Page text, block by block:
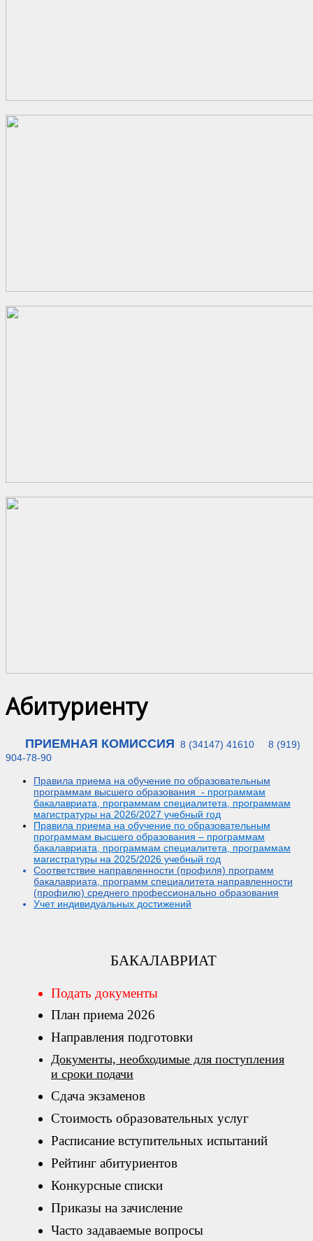
Абитуриенту
ПРИЕМНАЯ КОМИССИЯ 8 (34147) 41610 8 (919)
904-78-90
Правила приема на обучение по образовательным
программам высшего образования - программам
бакалавриата, программам специалитета, программам
магистратуры на 2026/2027 учебный год
Правила приема на обучение по образовательным
программам высшего образования – программам
бакалавриата, программам специалитета, программам
магистратуры на 2025/2026 учебный год
Соответствие направленности (профиля) программ
бакалавриата, программ специалитета направленности
(профилю) среднего профессионально образования
Учет индивидуальных достижений
БАКАЛАВРИАТ
Подать документы
План приема 2026
Направления подготовки
Документы, необходимые для поступления
и сроки подачи
Сдача экзаменов
Стоимость образовательных услуг
Расписание вступительных испытаний
Рейтинг абитуриентов
Конкурсные списки
Приказы на зачисление
Часто задаваемые вопросы